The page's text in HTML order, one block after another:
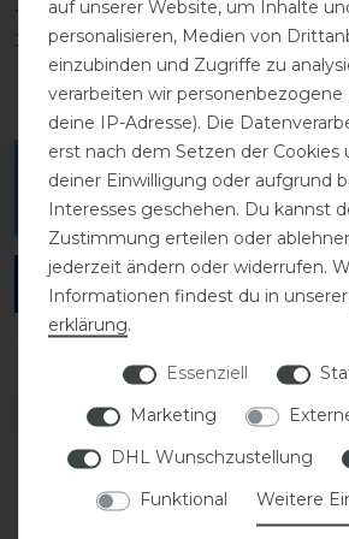
3
0
2
0
1
0
Melde dich an, um eine
verfassen.
ANMELDEN
DETAILS ZUR
auf unserer Website, um Inhalte
personalisieren, Medien von
einzubinden und Zugriffe zu
verarbeiten wir personenbezogene
deine IP-Adresse). Die
erst nach dem Setzen der Cookies
deiner Einwilligung oder aufgrund
Interesses geschehen. Du kannst
Zustimmung erteilen oder
jederzeit ändern oder widerrufen.
Informationen findest du in unserer
erklärung.
Essenziell
Marketing
DHL Wunschzustellung
Funktional
Weitere